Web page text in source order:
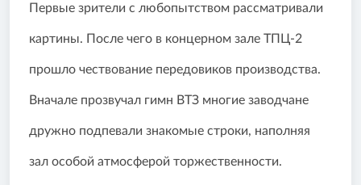
Первые зрители с любопытством рассматривали
картины. После чего в концерном зале ТПЦ-2
прошло чествование передовиков производства.
Вначале прозвучал гимн ВТЗ многие заводчане
дружно подпевали знакомые строки, наполняя
зал особой атмосферой торжественности.